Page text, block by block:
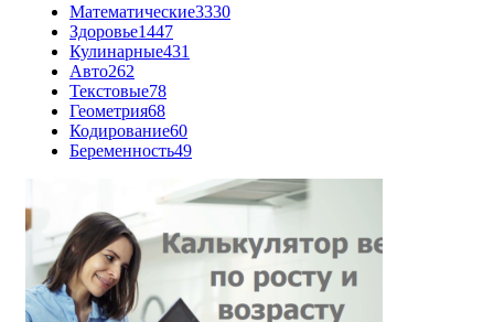
Математические3330
Здоровье1447
Кулинарные431
Авто262
Текстовые78
Геометрия68
Кодирование60
Беременность49